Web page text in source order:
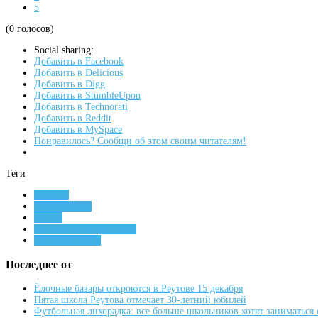
5
(0 голосов)
Social sharing:
Добавить в Facebook
Добавить в Delicious
Добавить в Digg
Добавить в StumbleUpon
Добавить в Technorati
Добавить в Reddit
Добавить в MySpace
Понравилось? Сообщи об этом своим читателям!
Теги
Последнее от
Ёлочные базары откроются в Реутове 15 декабря
Пятая школа Реутова отмечает 30-летний юбилей
Футбольная лихорадка: все больше школьников хотят